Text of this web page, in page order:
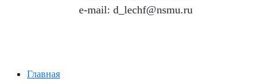
e-mail: d_lechf@nsmu.ru
Главная